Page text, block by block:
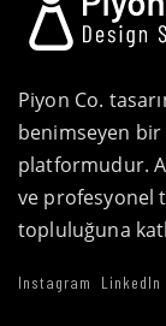
Piyon Co.
benimseyen bir
platformudur.
ve profesyonel
topluluğuna
Instagram LinkedIn